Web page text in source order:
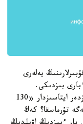
يەلەرى
بىزدىكى.
نەگىزگى ايتپاعىم 130 ۇلتقا قاتىستى. سىزدەر ايتاسىزدار «130
تۇرماسقا؟ كەڭ